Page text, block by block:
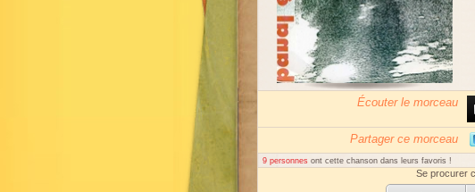
Écouter le morceau
Partager ce morceau
9 personnes ont cette chanson dans leurs favoris !
Se procurer